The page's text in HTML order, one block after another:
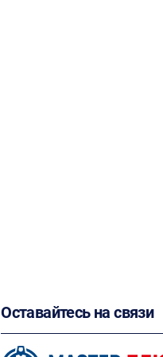
Оставайтесь на связи